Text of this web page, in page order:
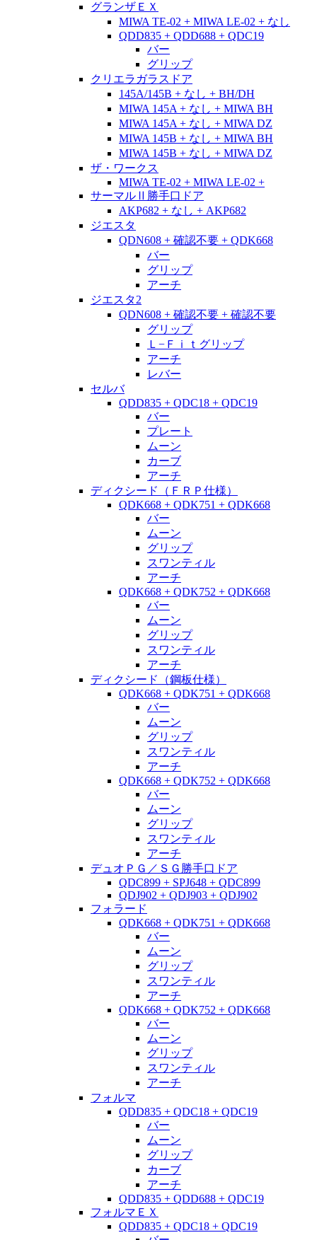
グランザＥＸ
MIWA TE-02 + MIWA LE-02 + なし
QDD835 + QDD688 + QDC19
バー
グリップ
クリエラガラスドア
145A/145B + なし + BH/DH
MIWA 145A + なし + MIWA BH
MIWA 145A + なし + MIWA DZ
MIWA 145B + なし + MIWA BH
MIWA 145B + なし + MIWA DZ
ザ・ワークス
MIWA TE-02 + MIWA LE-02 +
サーマルⅡ勝手口ドア
AKP682 + なし + AKP682
ジエスタ
QDN608 + 確認不要 + QDK668
バー
グリップ
アーチ
ジエスタ2
QDN608 + 確認不要 + 確認不要
グリップ
Ｌ−Ｆｉｔグリップ
アーチ
レバー
セルバ
QDD835 + QDC18 + QDC19
バー
プレート
ムーン
カーブ
アーチ
ディクシード（ＦＲＰ仕様）
QDK668 + QDK751 + QDK668
バー
ムーン
グリップ
スワンティル
アーチ
QDK668 + QDK752 + QDK668
バー
ムーン
グリップ
スワンティル
アーチ
ディクシード（鋼板仕様）
QDK668 + QDK751 + QDK668
バー
ムーン
グリップ
スワンティル
アーチ
QDK668 + QDK752 + QDK668
バー
ムーン
グリップ
スワンティル
アーチ
デュオＰＧ／ＳＧ勝手口ドア
QDC899 + SPJ648 + QDC899
QDJ902 + QDJ903 + QDJ902
フォラード
QDK668 + QDK751 + QDK668
バー
ムーン
グリップ
スワンティル
アーチ
QDK668 + QDK752 + QDK668
バー
ムーン
グリップ
スワンティル
アーチ
フォルマ
QDD835 + QDC18 + QDC19
バー
ムーン
グリップ
カーブ
アーチ
QDD835 + QDD688 + QDC19
フォルマＥＸ
QDD835 + QDC18 + QDC19